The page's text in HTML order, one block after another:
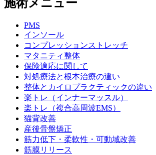
施術メニュー
PMS
インソール
コンプレッションストレッチ
マタニティ整体
保険適応に関して
対処療法と根本治療の違い
整体とカイロプラクティックの違い
楽トレ（インナーマッスル）
楽トレ（複合高周波EMS）
猫背改善
産後骨盤矯正
筋力低下・柔軟性・可動域改善
筋膜リリース